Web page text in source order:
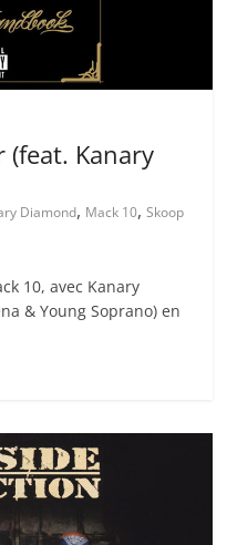
(feat. Kanary
Diamond, Mack 10,Skoop
10, avec Kanary
& Young Soprano) en